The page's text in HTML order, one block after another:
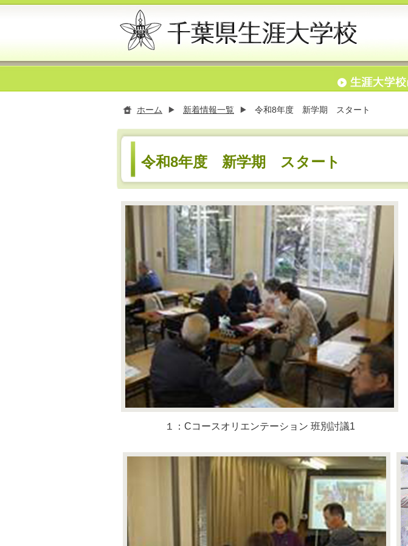
ホーム 新着情報一覧 令和8年度 新学期 スタート
令和8年度 新学期 スタート
１：Cコースオリエンテーション 班別討議1